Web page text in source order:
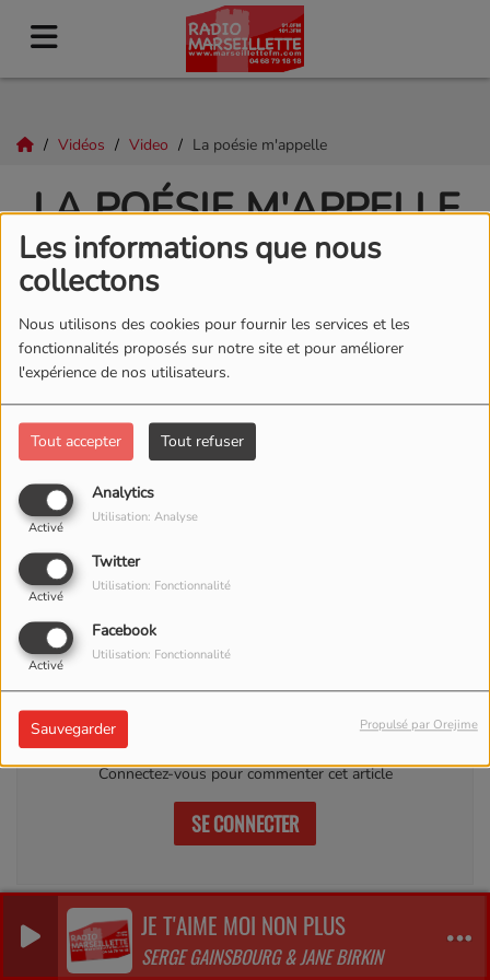
Les informations que nous
collectons
Nous utilisons des cookies pour fournir les services et les
fonctionnalités proposés sur notre site et pour améliorer
l'expérience de nos utilisateurs.
Tout accepter Tout refuser
Analytics
Activé
Utilisation: Analyse
Twitter
Activé
Utilisation: Fonctionnalité
Facebook
Activé
Utilisation: Fonctionnalité
Sauvegarder Propulsé par Orejime
JE T'AIME MOI NON PLUS
SERGE GAINSBOURG & JANE BIRKIN
Vidéos Video La poésie m'appelle
LA POÉSIE M'APPELLE
0 0
01 MARS 2025
x
Commentaires(0)
Connectez-vous pour commenter cet article
SE CONNECTER